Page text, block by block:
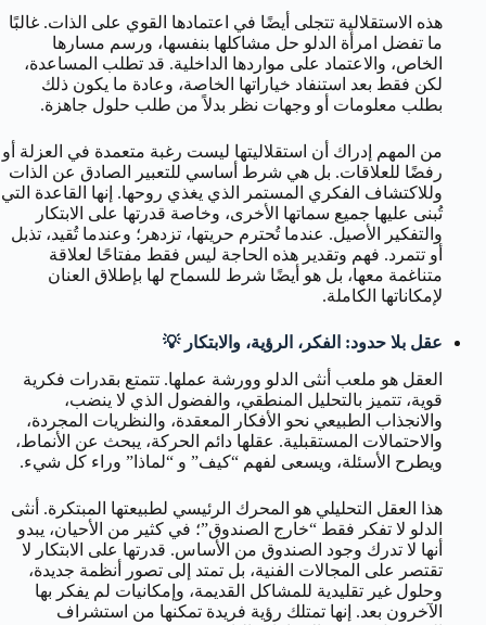
هذه الاستقلالية تتجلى أيضًا في اعتمادها القوي على الذات. غالبًا
ما تفضل امرأة الدلو حل مشاكلها بنفسها، ورسم مسارها
الخاص، والاعتماد على مواردها الداخلية. قد تطلب المساعدة،
لكن فقط بعد استنفاد خياراتها الخاصة، وعادة ما يكون ذلك
بطلب معلومات أو وجهات نظر بدلاً من طلب حلول جاهزة.
من المهم إدراك أن استقلاليتها ليست رغبة متعمدة في العزلة أو
رفضًا للعلاقات. بل هي شرط أساسي للتعبير الصادق عن الذات
وللاكتشاف الفكري المستمر الذي يغذي روحها. إنها القاعدة التي
تُبنى عليها جميع سماتها الأخرى، وخاصة قدرتها على الابتكار
والتفكير الأصيل. عندما تُحترم حريتها، تزدهر؛ وعندما تُقيد، تذبل
أو تتمرد. فهم وتقدير هذه الحاجة ليس فقط مفتاحًا لعلاقة
متناغمة معها، بل هو أيضًا شرط للسماح لها بإطلاق العنان
لإمكاناتها الكاملة.
عقل بلا حدود: الفكر، الرؤية، والابتكار 💡
العقل هو ملعب أنثى الدلو وورشة عملها. تتمتع بقدرات فكرية
قوية، تتميز بالتحليل المنطقي، والفضول الذي لا ينضب،
والانجذاب الطبيعي نحو الأفكار المعقدة، والنظريات المجردة،
والاحتمالات المستقبلية. عقلها دائم الحركة، يبحث عن الأنماط،
ويطرح الأسئلة، ويسعى لفهم “كيف” و “لماذا” وراء كل شيء.
هذا العقل التحليلي هو المحرك الرئيسي لطبيعتها المبتكرة. أنثى
الدلو لا تفكر فقط “خارج الصندوق”؛ في كثير من الأحيان، يبدو
أنها لا تدرك وجود الصندوق من الأساس. قدرتها على الابتكار لا
تقتصر على المجالات الفنية، بل تمتد إلى تصور أنظمة جديدة،
وحلول غير تقليدية للمشاكل القديمة، وإمكانيات لم يفكر بها
الآخرون بعد. إنها تمتلك رؤية فريدة تمكنها من استشراف